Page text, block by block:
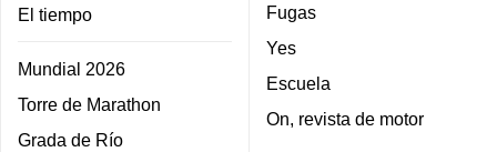
El tiempo
Mundial 2026
Torre de Marathon
Grada de Río
Fugas
Yes
Escuela
On, revista de motor